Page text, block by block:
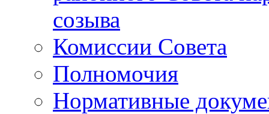
созыва
Комиссии Совета
Полномочия
Нормативные